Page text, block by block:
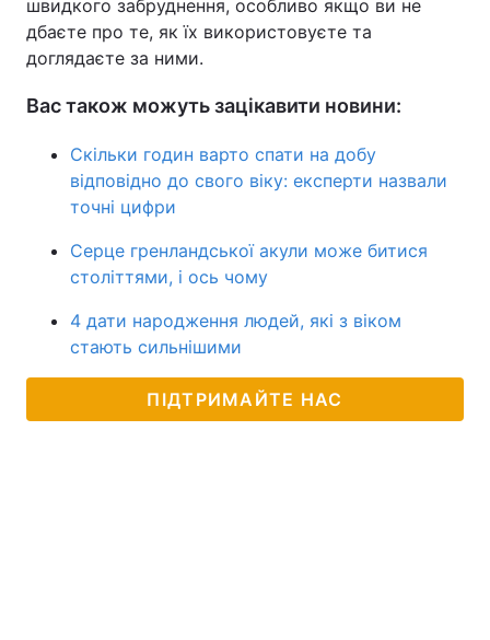
швидкого забруднення, особливо якщо ви не
дбаєте про те, як їх використовуєте та
доглядаєте за ними.
Вас також можуть зацікавити новини:
Скільки годин варто спати на добу
відповідно до свого віку: експерти назвали
точні цифри
Серце гренландської акули може битися
століттями, і ось чому
4 дати народження людей, які з віком
стають сильнішими
ПІДТРИМАЙТЕ НАС